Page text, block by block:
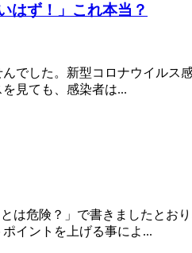
はず！」これ本当？
でした。新型コロナウイル
見ても、感染者は...
は危険？」で書きましたと
イントを上げる事によ...